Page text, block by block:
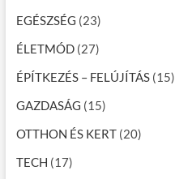
EGÉSZSÉG (23)
ÉLETMÓD(27)
ÉPÍTKEZÉS – FELÚJÍTÁS(15)
GAZDASÁG (15)
OTTHON ÉS KERT(20)
TECH (17)